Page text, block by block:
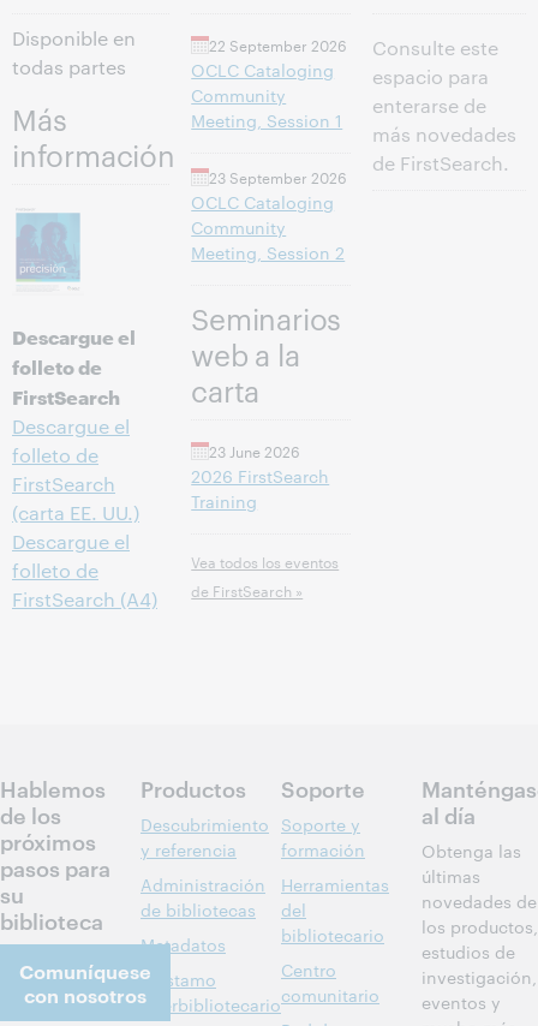
Disponible en
todas partes
Más
información
Descargue el
folleto de
FirstSearch
Descargue el
folleto de
FirstSearch
(carta EE. UU.)
Descargue el
folleto de
FirstSearch (A4)
22 September 2026
OCLC Cataloging
Community
Meeting, Session 1
23 September 2026
OCLC Cataloging
Community
Meeting, Session 2
Seminarios
web a la
carta
23 June 2026
2026 FirstSearch
Training
Vea todos los eventos
de FirstSearch »
Consulte este
espacio para
enterarse de
más novedades
de FirstSearch.
Hablemos
de los
próximos
pasos para
su
biblioteca
Comuníquese
con nosotros
Productos
Descubrimiento
y referencia
Administración
de bibliotecas
Metadatos
Préstamo
interbibliotecario
Soporte
Soporte y
formación
Herramientas
del
bibliotecario
Centro
comunitario
al día
Obtenga las
últimas
novedades de
los productos,
estudios de
investigación,
eventos y